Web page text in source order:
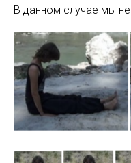
В данном случае мы